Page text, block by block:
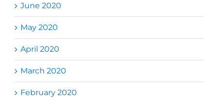
June 2020
May 2020
April 2020
March 2020
February 2020